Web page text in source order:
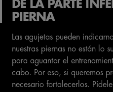
DE LA PARTE
PIERNA
Las agujetas pueden
nuestras piernas no están lo
para aguantar el
cabo. Por eso, si queremos
necesario fortalecerlos.